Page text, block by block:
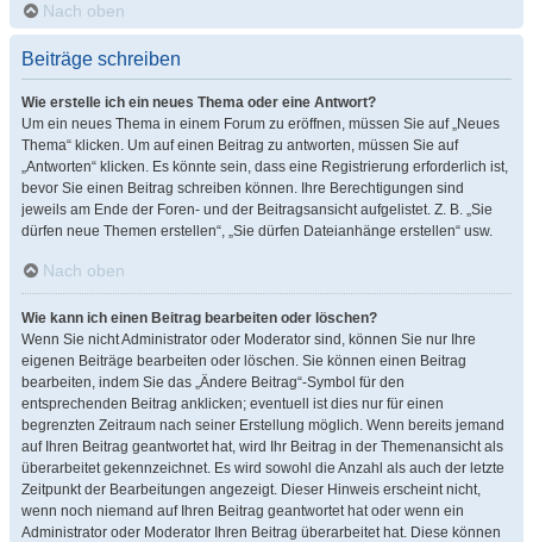
Nach oben
Beiträge schreiben
Wie erstelle ich ein neues Thema oder eine Antwort?
Um ein neues Thema in einem Forum zu eröffnen, müssen Sie auf „Neues
Thema“ klicken. Um auf einen Beitrag zu antworten, müssen Sie auf
„Antworten“ klicken. Es könnte sein, dass eine Registrierung erforderlich ist,
bevor Sie einen Beitrag schreiben können. Ihre Berechtigungen sind
jeweils am Ende der Foren- und der Beitragsansicht aufgelistet. Z. B. „Sie
dürfen neue Themen erstellen“, „Sie dürfen Dateianhänge erstellen“ usw.
Nach oben
Wie kann ich einen Beitrag bearbeiten oder löschen?
Wenn Sie nicht Administrator oder Moderator sind, können Sie nur Ihre
eigenen Beiträge bearbeiten oder löschen. Sie können einen Beitrag
bearbeiten, indem Sie das „Ändere Beitrag“-Symbol für den
entsprechenden Beitrag anklicken; eventuell ist dies nur für einen
begrenzten Zeitraum nach seiner Erstellung möglich. Wenn bereits jemand
auf Ihren Beitrag geantwortet hat, wird Ihr Beitrag in der Themenansicht als
überarbeitet gekennzeichnet. Es wird sowohl die Anzahl als auch der letzte
Zeitpunkt der Bearbeitungen angezeigt. Dieser Hinweis erscheint nicht,
wenn noch niemand auf Ihren Beitrag geantwortet hat oder wenn ein
Administrator oder Moderator Ihren Beitrag überarbeitet hat. Diese können